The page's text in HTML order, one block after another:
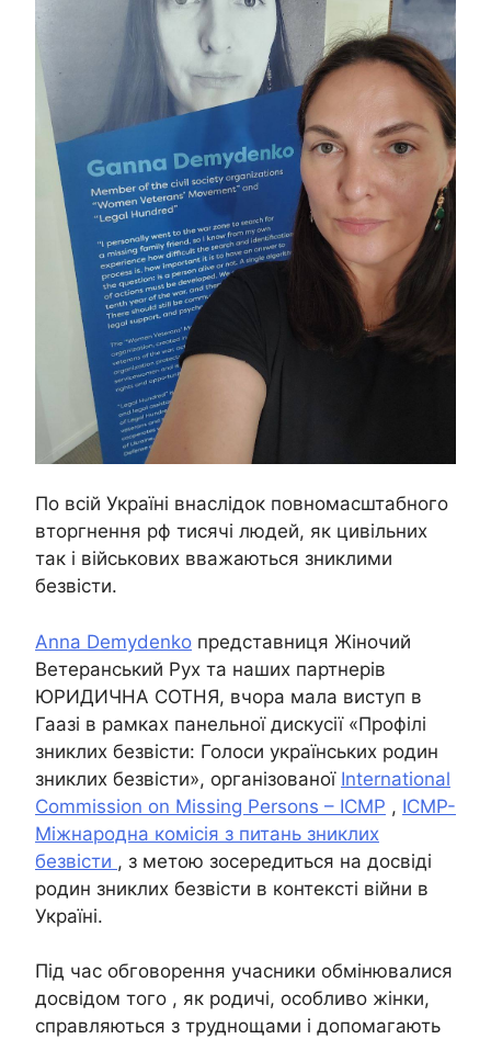
По всій Україні внаслідок повномасштабного
вторгнення рф тисячі людей, як цивільних
так і військових вважаються зниклими
безвісти.
Anna Demydenko представниця Жіночий
Ветеранський Рух та наших партнерів
ЮРИДИЧНА СОТНЯ, вчора мала виступ в
Гаазі в рамках панельної дискусії «Профілі
зниклих безвісти: Голоси українських родин
зниклих безвісти», організованої International
Commission on Missing Persons – ICMP , ICMP-
Міжнародна комісія з питань зниклих
безвісти , з метою зосередиться на досвіді
родин зниклих безвісти в контексті війни в
Україні.
Під час обговорення учасники обмінювалися
досвідом того , як родичі, особливо жінки,
справляються з труднощами і допомагають